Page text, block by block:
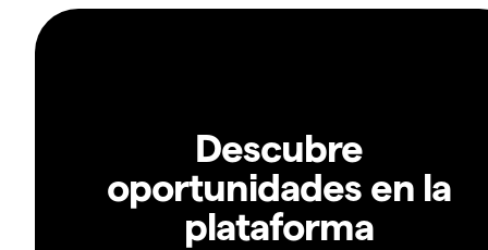
Descubre
oportunidades en la
plataforma